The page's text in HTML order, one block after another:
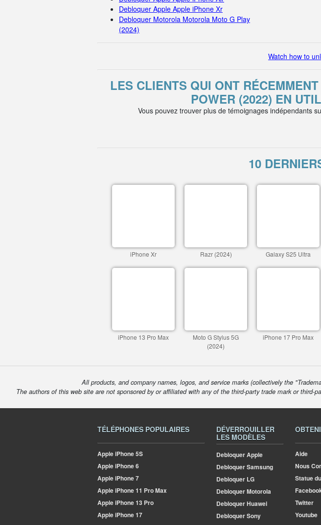
Debloquer Apple Apple iPhone Xr
Debloquer Motorola Motorola Moto G Play
(2024)
Watch how to
LES CLIENTS QUI ONT
POWER (2022) EN
Vous pouvez trouver plus de témoignages indépendants
10
iPhone Xr Razr (2024) Galaxy S25 Ultra
iPhone 13 Pro Max
Moto G Stylus 5G
(2024)
iPhone 17 Pro Max
All products, and company names, logos, and service marks (collectively the
The authors of this web site are not sponsored by or affiliated with any of the third-party trade mark or
TÉLÉPHONES POPULAIRES
AppleiPhone 5S
AppleiPhone 6
AppleiPhone 7
AppleiPhone 11 Pro Max
AppleiPhone 13 Pro
AppleiPhone 17
DÉVERROUILLER
LES MODÈLES
Debloquer Apple
Debloquer Samsung
Debloquer LG
Debloquer Motorola
Debloquer Huawei
Debloquer Sony
Aide
Nous
Statue
Twitter
Youtube